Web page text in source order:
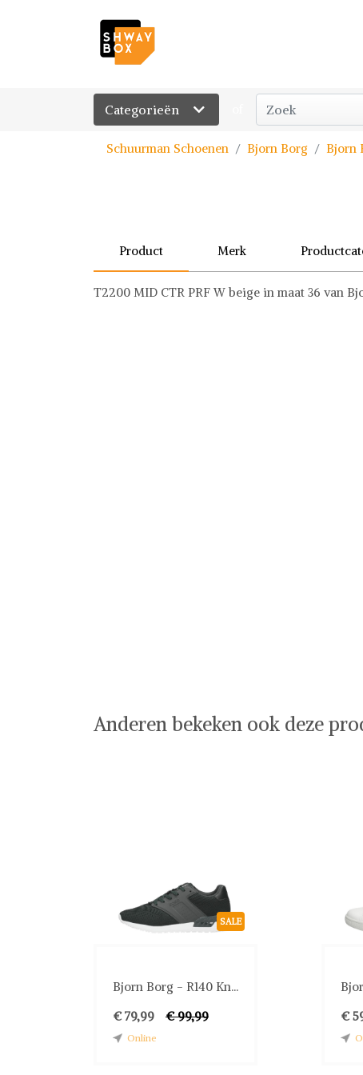
Categorieën
Schuurman Schoenen Bjorn Borg Bjorn
Product Merk
T2200 MID CTR PRF W beige in maat 36 van
Anderen bekeken ook deze
SALE
Bjorn Borg - R140 Kn...
€ 79,99
€ 99,99
Online
€